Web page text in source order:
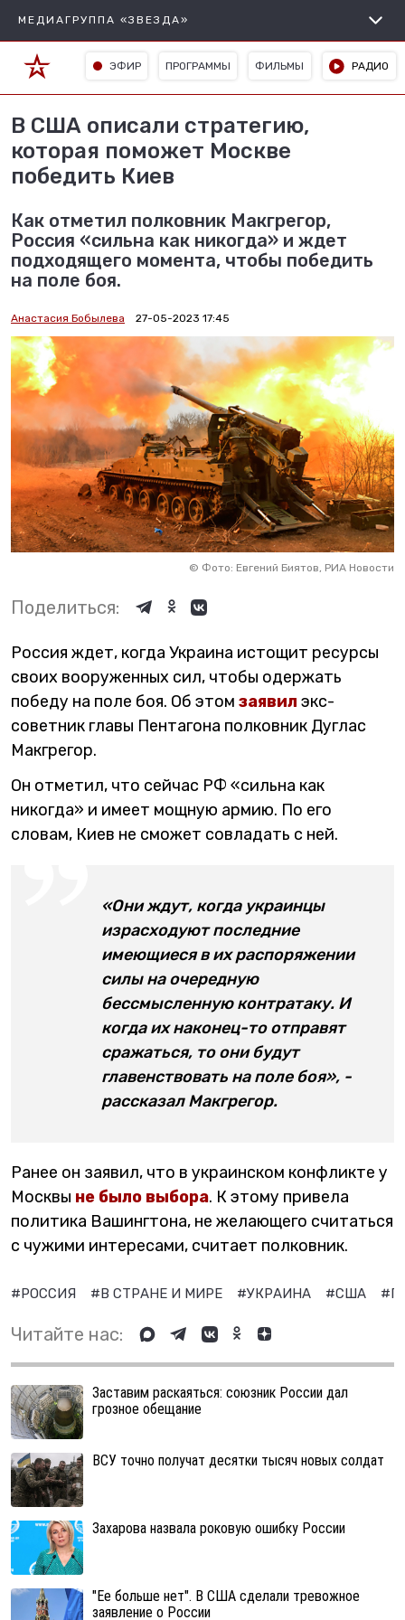
МЕДИАГРУППА «ЗВЕЗДА»
ЭФИР ПРОГРАММЫ ФИЛЬМЫ РАДИО
В США описали стратегию,
которая поможет Москве
победить Киев
Как отметил полковник Макгрегор,
Россия «сильна как никогда» и ждет
подходящего момента, чтобы победить
на поле боя.
Анастасия Бобылева 27-05-2023 17:45
© Фото: Евгений Биятов, РИА Новости
Поделиться:
Россия ждет, когда Украина истощит ресурсы
своих вооруженных сил, чтобы одержать
победу на поле боя. Об этом заявил экс-
советник главы Пентагона полковник Дуглас
Макгрегор.
Он отметил, что сейчас РФ «сильна как
никогда» и имеет мощную армию. По его
словам, Киев не сможет совладать с ней.
«Они ждут, когда украинцы
израсходуют последние
имеющиеся в их распоряжении
силы на очередную
бессмысленную контратаку. И
когда их наконец-то отправят
сражаться, то они будут
главенствовать на поле боя», -
рассказал Макгрегор.
Ранее он заявил, что в украинском конфликте у
Москвы не было выбора. К этому привела
политика Вашингтона, не желающего считаться
с чужими интересами, считает полковник.
#РОССИЯ #В СТРАНЕ И МИРЕ #УКРАИНА #США
Читайте нас:
Заставим раскаяться: союзник России дал
грозное обещание
ВСУ точно получат десятки тысяч новых солдат
Захарова назвала роковую ошибку России
"Ее больше нет". В США сделали тревожное
заявление о России